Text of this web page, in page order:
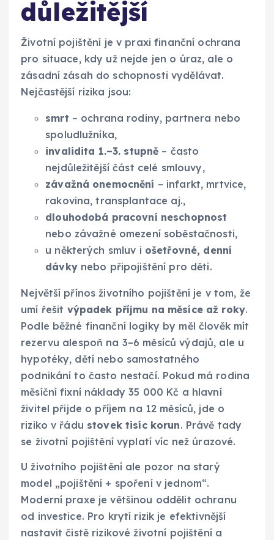
důležitější
Životní pojištění je v praxi finanční ochrana
pro situace, kdy už nejde jen o úraz, ale o
zásadní zásah do schopnosti vydělávat.
Nejčastější rizika jsou:
smrt – ochrana rodiny, partnera nebo
spoludlužníka,
invalidita 1.–3. stupně – často
nejdůležitější část celé smlouvy,
závažná onemocnění – infarkt, mrtvice,
rakovina, transplantace aj.,
dlouhodobá pracovní neschopnost
nebo závažné omezení soběstačnosti,
u některých smluv i ošetřovné, denní
dávkynebo připojištění pro děti.
Největší přínos životního pojištění je v tom, že
umí řešit výpadek příjmu na měsíce až roky.
Podle běžné finanční logiky by měl člověk mít
rezervu alespoň na 3–6 měsíců výdajů, ale u
hypotéky, dětí nebo samostatného
podnikání to často nestačí. Pokud má rodina
měsíční fixní náklady 35 000 Kč a hlavní
živitel přijde o příjem na 12 měsíců, jde o
riziko v řádu stovek tisíc korun. Právě tady
se životní pojištění vyplatí víc než úrazové.
U životního pojištění ale pozor na starý
model „pojištění + spoření v jednom“.
Moderní praxe je většinou oddělit ochranu
od investice. Pro krytí rizik je efektivnější
nastavit čistě rizikové životní pojištění a